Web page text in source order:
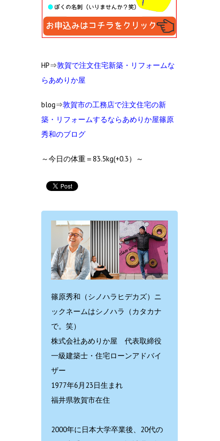
HP⇒敦賀で注文住宅新築・リフォームな
らあめりか屋
blog⇒敦賀市の工務店で注文住宅の新
築・リフォームするならあめりか屋篠原
秀和のブログ
～今日の体重＝83.5kg(+0.3）～
篠原秀和（シノハラヒデカズ）ニ
ックネームはシノハラ（カタカナ
で。笑）
株式会社あめりか屋 代表取締役
一級建築士・住宅ローンアドバイ
ザー
1977年6月23日生まれ
福井県敦賀市在住
2000年に日本大学卒業後、20代の